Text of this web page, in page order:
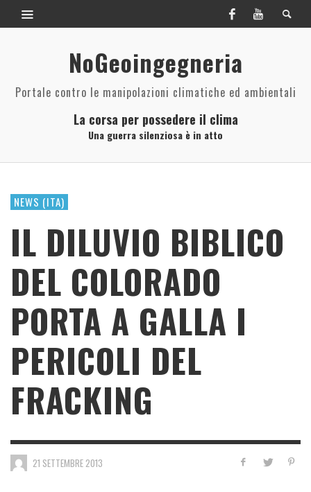
NoGeoingegneria
Portale contro le manipolazioni climatiche ed ambientali
La corsa per possedere il clima
Una guerra silenziosa è in atto
NEWS (ITA)
IL DILUVIO BIBLICO
DEL COLORADO
PORTA A GALLA I
PERICOLI DEL
FRACKING
21 SETTEMBRE 2013